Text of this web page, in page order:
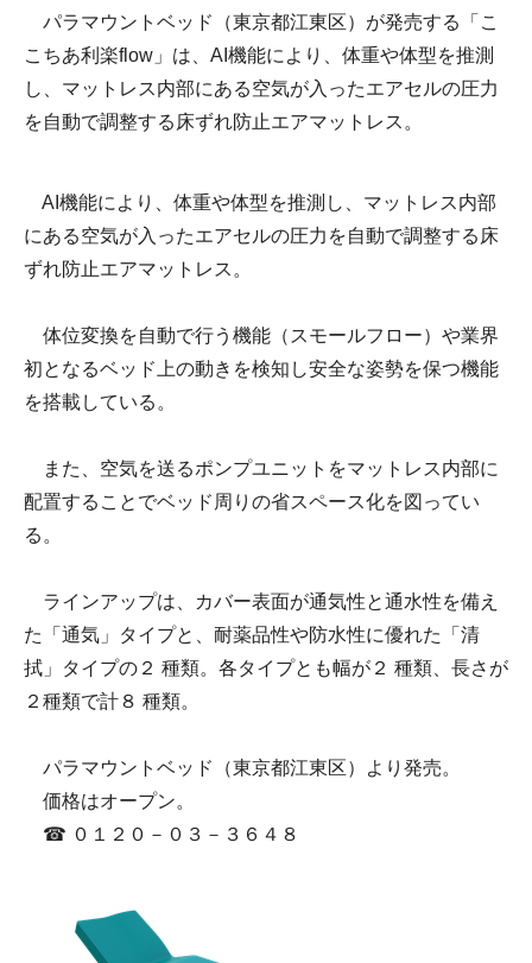
パラマウントベッド（東京都江東区）が発売する「こ
こちあ利楽flow」は、AI機能により、体重や体型を推測
し、マットレス内部にある空気が入ったエアセルの圧力
を自動で調整する床ずれ防止エアマットレス。
AI機能により、体重や体型を推測し、マットレス内部
にある空気が入ったエアセルの圧力を自動で調整する床
ずれ防止エアマットレス。
体位変換を自動で行う機能（スモールフロー）や業界
初となるベッド上の動きを検知し安全な姿勢を保つ機能
を搭載している。
また、空気を送るポンプユニットをマットレス内部に
配置することでベッド周りの省スペース化を図ってい
る。
ラインアップは、カバー表面が通気性と通水性を備え
た「通気」タイプと、耐薬品性や防水性に優れた「清
拭」タイプの２ 種類。各タイプとも幅が２ 種類、長さが
２種類で計８ 種類。
パラマウントベッド（東京都江東区）より発売。
価格はオープン。
☎ ０１２０－０３－３６４８